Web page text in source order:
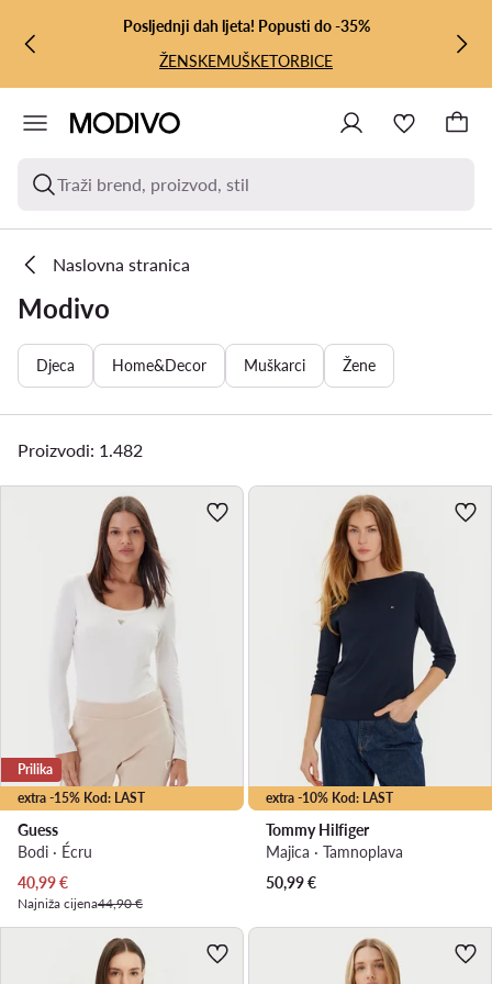
PRIJEĐI NA GLAVNI SADRŽAJ
PRIJEĐI NA PRETRAŽIVANJE
Posljednji dah ljeta! Popusti do -35%
ŽENSKEMUŠKETORBICE
Traži brend, proizvod, stil
Naslovna stranica
Modivo
Djeca Home&Decor Muškarci Žene
Proizvodi: 1.482
extra -15% Kod: LAST
Prilika
Guess
Bodi · Écru
Trenutna cijena
40,99€
Najniža cijena44,90 €
extra -10% Kod: LAST
Tommy Hilfiger
Majica · Tamnoplava
50,99€